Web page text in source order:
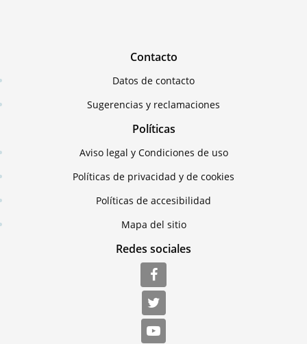
Contacto
Datos de contacto
Sugerencias y reclamaciones
Políticas
Aviso legal y Condiciones de uso
Políticas de privacidad y de cookies
Políticas de accesibilidad
Mapa del sitio
Redes sociales